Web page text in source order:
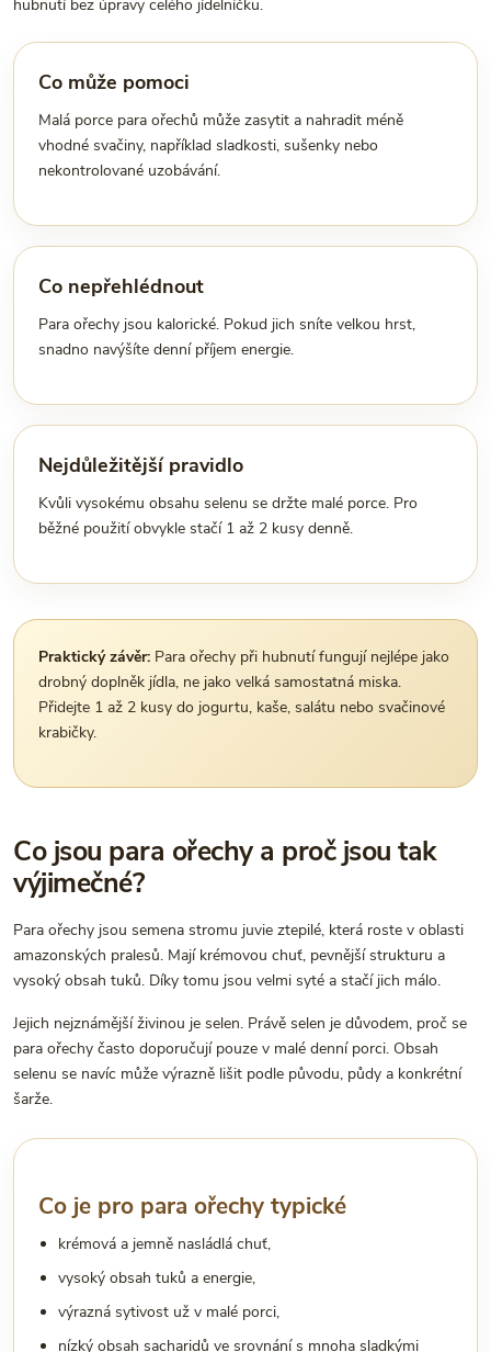
hubnutí bez úpravy celého jídelníčku.
Co může pomoci
Malá porce para ořechů může zasytit a nahradit méně
vhodné svačiny, například sladkosti, sušenky nebo
nekontrolované uzobávání.
Co nepřehlédnout
Para ořechy jsou kalorické. Pokud jich sníte velkou hrst,
snadno navýšíte denní příjem energie.
Nejdůležitější pravidlo
Kvůli vysokému obsahu selenu se držte malé porce. Pro
běžné použití obvykle stačí 1 až 2 kusy denně.
Praktický závěr: Para ořechy při hubnutí fungují nejlépe jako
drobný doplněk jídla, ne jako velká samostatná miska.
Přidejte 1 až 2 kusy do jogurtu, kaše, salátu nebo svačinové
krabičky.
Co jsou para ořechy a proč jsou tak
výjimečné?
Para ořechy jsou semena stromu juvie ztepilé, která roste v oblasti
amazonských pralesů. Mají krémovou chuť, pevnější strukturu a
vysoký obsah tuků. Díky tomu jsou velmi syté a stačí jich málo.
Jejich nejznámější živinou je selen. Právě selen je důvodem, proč se
para ořechy často doporučují pouze v malé denní porci. Obsah
selenu se navíc může výrazně lišit podle původu, půdy a konkrétní
šarže.
Co je pro para ořechy typické
krémová a jemně nasládlá chuť,
vysoký obsah tuků a energie,
výrazná sytivost už v malé porci,
nízký obsah sacharidů ve srovnání s mnoha sladkými